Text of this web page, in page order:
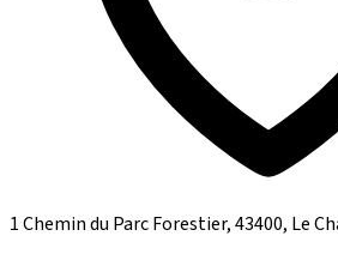
1 Chemin du Parc Forestier, 43400, Le